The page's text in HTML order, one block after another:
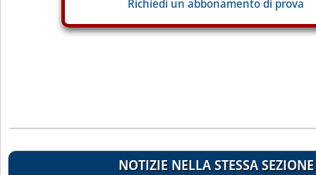
Richiedi un abbonamento di prova
NOTIZIE NELLA STESSA SEZIONE